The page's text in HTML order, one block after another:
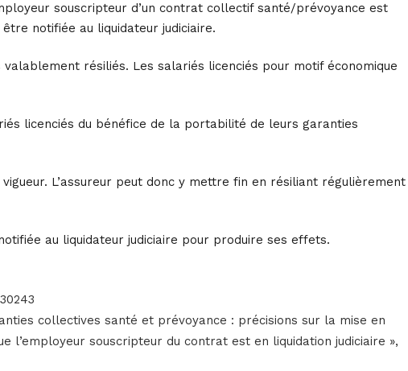
souscripteur d’un contrat collectif santé/prévoyance est
notifiée au liquidateur judiciaire.
résiliés. Les salariés licenciés pour motif économique
licenciés du bénéfice de la portabilité de leurs garanties
L’assureur peut donc y mettre fin en résiliant
au liquidateur judiciaire pour produire ses effets.
collectives santé et prévoyance : précisions sur la mise en
souscripteur du contrat est en liquidation judiciaire »,